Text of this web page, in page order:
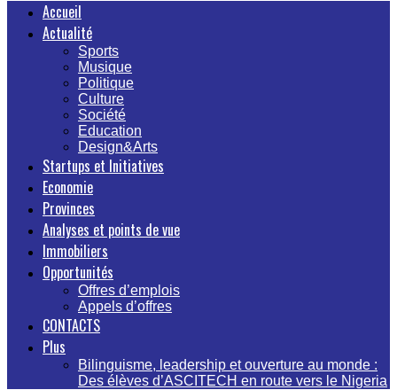
Accueil
Actualité
Sports
Musique
Politique
Culture
Société
Education
Design&Arts
Startups et Initiatives
Economie
Provinces
Analyses et points de vue
Immobiliers
Opportunités
Offres d’emplois
Appels d’offres
CONTACTS
Plus
Bilinguisme, leadership et ouverture au monde :
Des élèves d’ASCITECH en route vers le Nigeria